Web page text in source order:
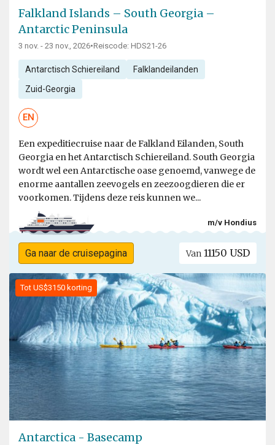
Falkland Islands – South Georgia –
Antarctic Peninsula
3 nov. - 23 nov., 2026•Reiscode: HDS21-26
Antarctisch Schiereiland Falklandeilanden
Zuid-Georgia
EN
Een expeditiecruise naar de Falkland Eilanden, South
Georgia en het Antarctisch Schiereiland. South Georgia
wordt wel een Antarctische oase genoemd, vanwege de
enorme aantallen zeevogels en zeezoogdieren die er
voorkomen. Tijdens deze reis kunnen we...
m/v Hondius
Ga naar de cruisepagina Van 11150 USD
Tot US$3150 korting
Antarctica - Basecamp